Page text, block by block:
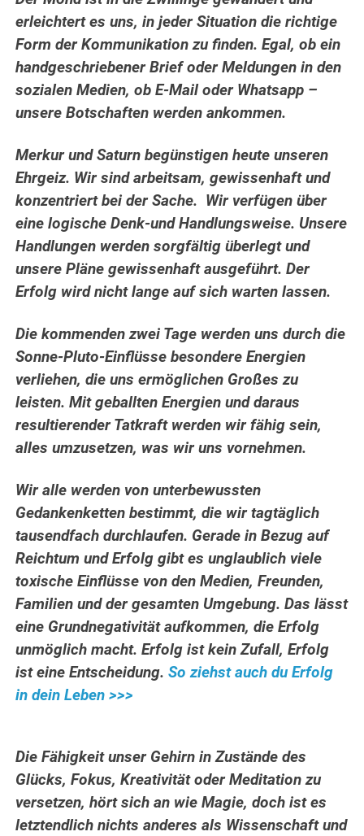
erleichtert es uns, in jeder Situation die richtige
Form der Kommunikation zu finden. Egal, ob ein
handgeschriebener Brief oder Meldungen in den
sozialen Medien, ob E-Mail oder Whatsapp –
unsere Botschaften werden ankommen.
Merkur und Saturn begünstigen heute unseren
Ehrgeiz. Wir sind arbeitsam, gewissenhaft und
konzentriert bei der Sache. Wir verfügen über
eine logische Denk-und Handlungsweise. Unsere
Handlungen werden sorgfältig überlegt und
unsere Pläne gewissenhaft ausgeführt. Der
Erfolg wird nicht lange auf sich warten lassen.
Die kommenden zwei Tage werden uns durch die
Sonne-Pluto-Einflüsse besondere Energien
verliehen, die uns ermöglichen Großes zu
leisten. Mit geballten Energien und daraus
resultierender Tatkraft werden wir fähig sein,
alles umzusetzen, was wir uns vornehmen.
Wir alle werden von unterbewussten
Gedankenketten bestimmt, die wir tagtäglich
tausendfach durchlaufen. Gerade in Bezug auf
Reichtum und Erfolg gibt es unglaublich viele
toxische Einflüsse von den Medien, Freunden,
Familien und der gesamten Umgebung. Das lässt
eine Grundnegativität aufkommen, die Erfolg
unmöglich macht. Erfolg ist kein Zufall, Erfolg
ist eine Entscheidung.So ziehst auch du Erfolg
in dein Leben >>>
Die Fähigkeit unser Gehirn in Zustände des
Glücks, Fokus, Kreativität oder Meditation zu
versetzen, hört sich an wie Magie, doch ist es
letztendlich nichts anderes als Wissenschaft und